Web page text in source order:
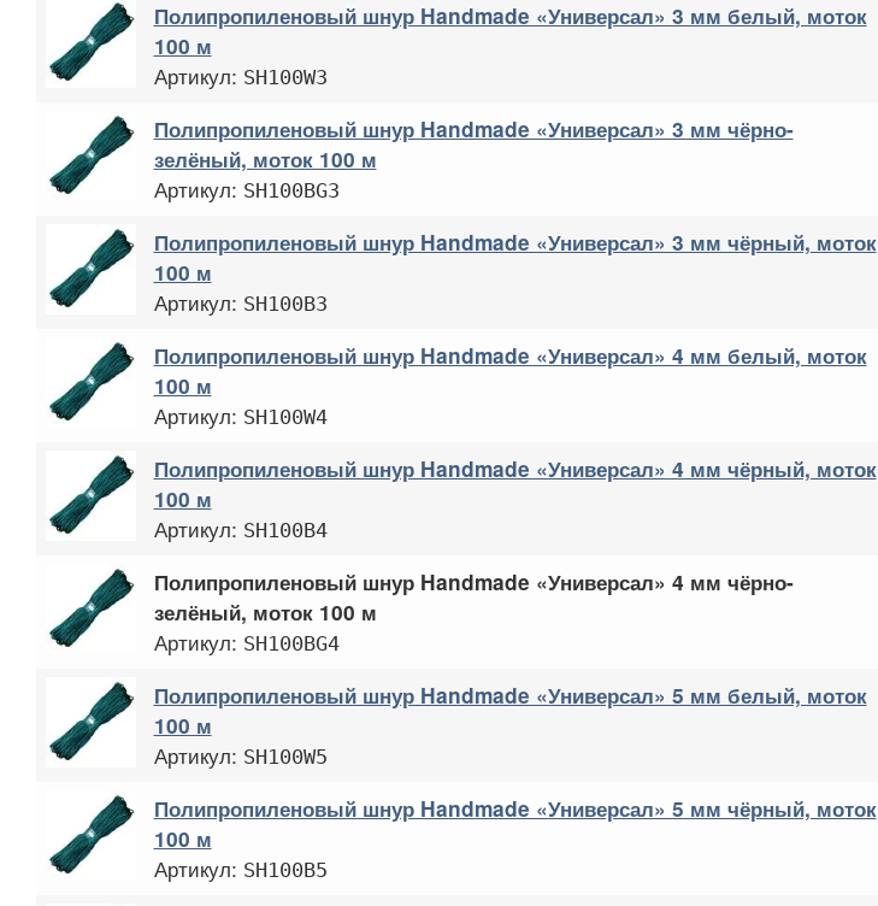
Полипропиленовый шнур Handmade «Универсал» 3 мм белый, моток
100 м
Артикул: SH100W3
Полипропиленовый шнур Handmade «Универсал» 3 мм чёрно-
зелёный, моток 100 м
Артикул: SH100BG3
Полипропиленовый шнур Handmade «Универсал» 3 мм чёрный, моток
100 м
Артикул: SH100B3
Полипропиленовый шнур Handmade «Универсал» 4 мм белый, моток
100 м
Артикул: SH100W4
Полипропиленовый шнур Handmade «Универсал» 4 мм чёрный, моток
100 м
Артикул: SH100B4
Полипропиленовый шнур Handmade «Универсал» 4 мм чёрно-
зелёный, моток 100 м
Артикул: SH100BG4
Полипропиленовый шнур Handmade «Универсал» 5 мм белый, моток
100 м
Артикул: SH100W5
Полипропиленовый шнур Handmade «Универсал» 5 мм чёрный, моток
100 м
Артикул: SH100B5